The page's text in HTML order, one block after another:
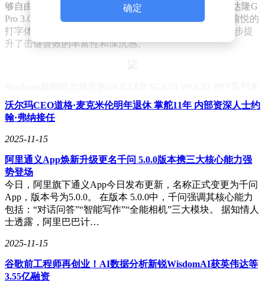
够自由定制按键功能，满足个性化需求。原装搭载的佳达隆G
Pro 3.0黄轴，以其出色的手感和稳定性，为用户带来了愉悦的
打字体验。而内部配备的PC定位板和硅胶阻尼，则进一步提
升了击键音效的丰富性和深沉感。
制框架有线机械键盘，不仅在外观设计上独具匠心，将木质元
素与机械键盘完美结合，更在功能和性能方面表现出色，为用
户提供了丰富的选择和卓越的体验。相信这些新品将成为外设
市场上的一股清流，引领新的潮流。
确定
沃尔玛CEO道格·麦克米伦明年退休 掌舵11年 内部资深人士约
翰·弗纳接任
2025-11-15
阿里通义App焕新升级更名千问 5.0.0版本携三大核心能力强
势登场
今日，阿里旗下通义App今日发布更新，名称正式变更为千问
App，版本号为5.0.0。 在版本 5.0.0中，千问强调其核心能力
包括：“对话问答”“智能写作”“全能相机”三大模块。 据知情人
士透露，阿里巴巴计…
2025-11-15
谷歌前工程师再创业！AI数据分析新锐WisdomAI获英伟达等
3.55亿融资